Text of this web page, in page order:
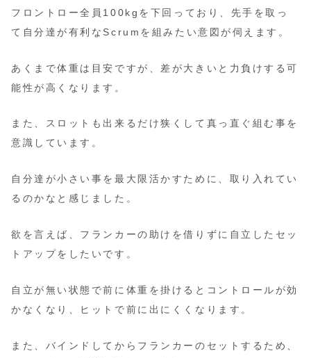
フロントロー全員100kgを下回っており、先手を取っ
て自分達が有利なScrumを組みたい意図が伺えます。
あくまで体重は目安ですが、差が大きいと力負けする可
能性が高くなります。
また、スロットも出来るだけ狭くして真っ直ぐ組む事を
意識しています。
自分達が小さい事を最大限活かすために、取り入れてい
るのかなと感じました。
欲を言えば、フランカーの助けを借りずに自立したセッ
トアップをしたいです。
自立が無い状態で前に体重を掛けるとコントロールが効
かなくなり、ヒットで前に出にくくなります。
また、バインドしてからフランカーのセットするため、